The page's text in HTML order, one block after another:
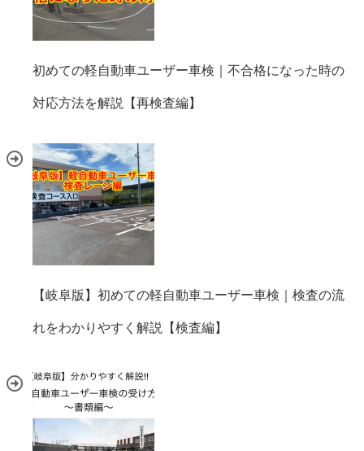
初めての軽自動車ユーザー車検｜不合格になった時の
対応方法を解説【再検査編】
【岐阜版】初めての軽自動車ユーザー車検｜検査の流
れをわかりやすく解説【検査編】